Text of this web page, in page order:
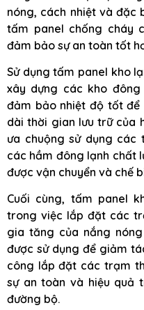
nóng, cách nhiệt và đặc
tấm panel chống cháy
đảm bảo sự an toàn tốt
Sử dụng tấm panel kho
xây dựng các kho đông
đảm bảo nhiệt độ tốt
dài thời gian lưu trữ của
ưa chuộng sử dụng
các hầm đông lạnh chất
được vận chuyển và chế
Cuối cùng, tấm panel
trong việc lắp đặt các
gia tăng của nắng
được sử dụng để giảm
công lắp đặt các trạm
sự an toàn và hiệu quả
đường bộ.